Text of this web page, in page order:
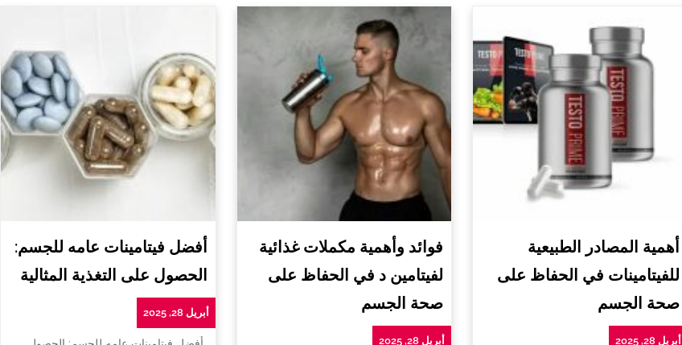
أهمية المصادر الطبيعية
للفيتامينات في الحفاظ على
صحة الجسم
أبريل 28, 2025
فوائد وأهمية مكملات غذائية
لفيتامين د في الحفاظ على
صحة الجسم
أبريل 28, 2025
أفضل فيتامينات عامه للجسم:
الحصول على التغذية المثالية
أبريل 28, 2025